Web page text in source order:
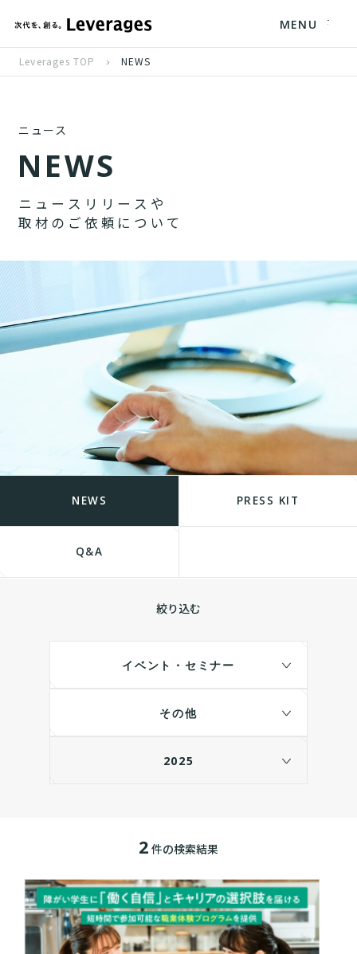
MENU
Leverages TOP NEWS
ニュース
NEWS
ニ ュ ー ス リ リ ー ス や
取 材 の ご 依 頼 に つ い て
NEWS PRESS KIT
Q&A
絞り込む
イベント・セミナー
その他
2025
2 件の検索結果